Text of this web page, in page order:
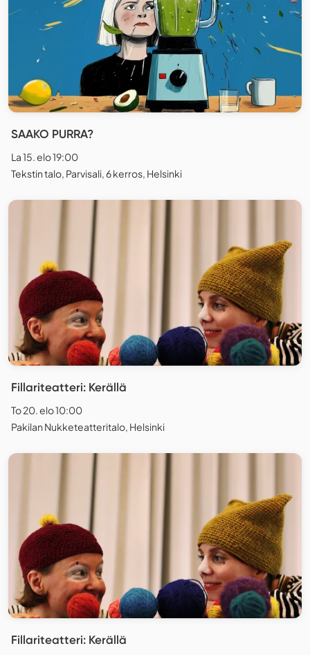
SAAKO PURRA?
La 15. elo 19:00
Tekstin talo, Parvisali, 6 kerros, Helsinki
Fillariteatteri: Kerällä
To 20. elo 10:00
Pakilan Nukketeatteritalo, Helsinki
Fillariteatteri: Kerällä